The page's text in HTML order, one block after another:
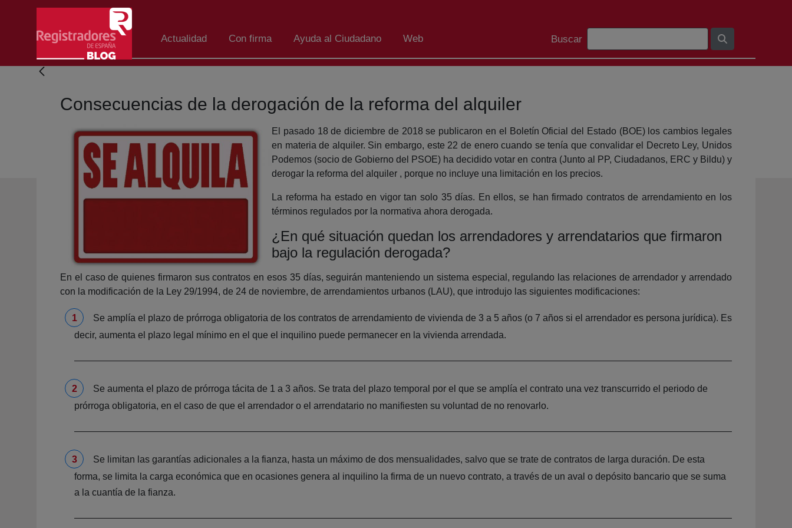
Salta al contingut principal
Actualidad Con firma Ayuda al Ciudadano Web
Barra de cerca
Buscar
Consecuencias de la derogación de la reforma del alquiler
El pasado 18 de diciembre de 2018 se publicaron en el Boletín Oficial del Estado (BOE) los cambios legales
en materia de alquiler. Sin embargo, este 22 de enero cuando se tenía que convalidar el Decreto Ley, Unidos
Podemos (socio de Gobierno del PSOE) ha decidido votar en contra (Junto al PP, Ciudadanos, ERC y Bildu) y
derogar la reforma del alquiler , porque no incluye una limitación en los precios.
La reforma ha estado en vigor tan solo 35 días. En ellos, se han firmado contratos de arrendamiento en los
términos regulados por la normativa ahora derogada.
¿En qué situación quedan los arrendadores y arrendatarios que firmaron
bajo la regulación derogada?
En el caso de quienes firmaron sus contratos en esos 35 días, seguirán manteniendo un sistema especial, regulando las relaciones de arrendador y arrendado
con la modificación de la Ley 29/1994, de 24 de noviembre, de arrendamientos urbanos (LAU), que introdujo las siguientes modificaciones:
Se amplía el plazo de prórroga obligatoria de los contratos de arrendamiento de vivienda de 3 a 5 años (o 7 años si el arrendador es persona jurídica). Es
decir, aumenta el plazo legal mínimo en el que el inquilino puede permanecer en la vivienda arrendada.
Se aumenta el plazo de prórroga tácita de 1 a 3 años. Se trata del plazo temporal por el que se amplía el contrato una vez transcurrido el periodo de
prórroga obligatoria, en el caso de que el arrendador o el arrendatario no manifiesten su voluntad de no renovarlo.
Se limitan las garantías adicionales a la fianza, hasta un máximo de dos mensualidades, salvo que se trate de contratos de larga duración. De esta
forma, se limita la carga económica que en ocasiones genera al inquilino la firma de un nuevo contrato, a través de un aval o depósito bancario que se suma
a la cuantía de la fianza.